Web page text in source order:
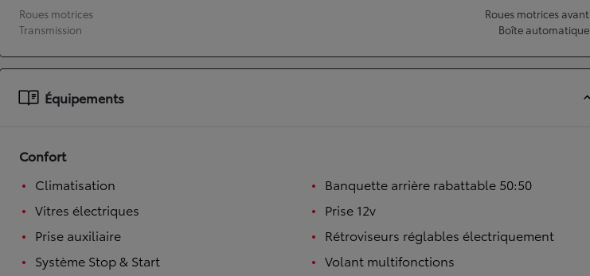
À partir de 19 700 €
Nouvelle Yaris Cross
HYBRIDE
Roues motrices
Roues motrices avant
Transmission
Boîte automatique
Équipements
Confort
Climatisation
Vitres électriques
Prise auxiliaire
Système Stop & Start
Banquette arrière rabattable 50:50
Prise 12v
Rétroviseurs réglables électriquement
Volant multifonctions